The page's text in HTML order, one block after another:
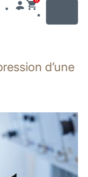
d’une